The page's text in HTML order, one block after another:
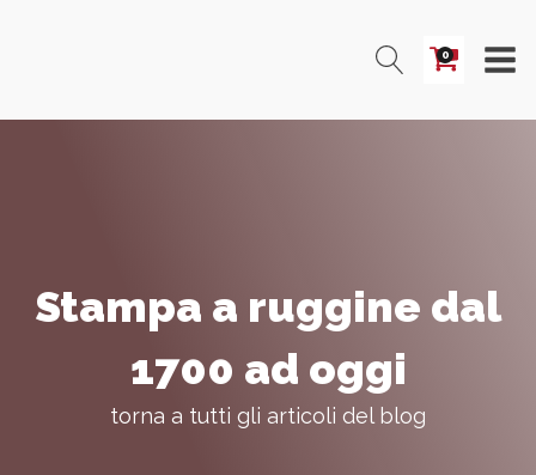
0
Stampa a ruggine dal
1700 ad oggi
torna a tutti gli articoli del blog